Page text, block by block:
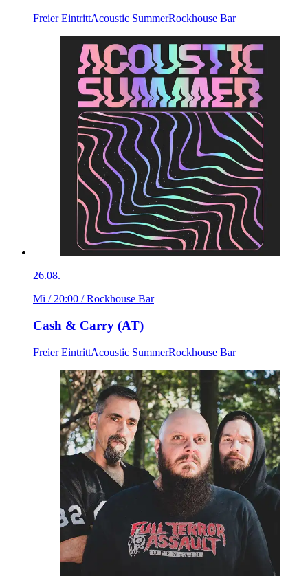
Freier EintrittAcoustic SummerRockhouse Bar
26.08.
Mi / 20:00 / Rockhouse Bar
Cash & Carry (AT)
Freier EintrittAcoustic SummerRockhouse Bar